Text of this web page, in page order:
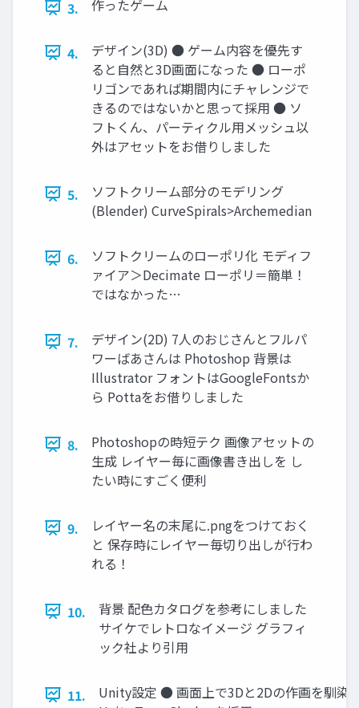
3. 作ったゲーム
4.
デザイン(3D) ● ゲーム内容を優先す
ると自然と3D画面になった ● ローポ
リゴンであれば期間内にチャレンジで
きるのではないかと思って採用 ● ソ
フトくん、パーティクル用メッシュ以
外はアセットをお借りしました
5.
ソフトクリーム部分のモデリング
(Blender) CurveSpirals>Archemedian
6.
ソフトクリームのローポリ化 モディフ
ァイア＞Decimate ローポリ＝簡単！
ではなかった…
7.
デザイン(2D) 7人のおじさんとフルパ
ワーばあさんは Photoshop 背景は
Illustrator フォントはGoogleFontsか
ら Pottaをお借りしました
8.
Photoshopの時短テク 画像アセットの
生成 レイヤー毎に画像書き出しを し
たい時にすごく便利
9.
レイヤー名の末尾に.pngをつけておく
と 保存時にレイヤー毎切り出しが行わ
れる！
10.
背景 配色カタログを参考にしました
サイケでレトロなイメージ グラフィ
ック社より引用
11.
Unity設定 ● 画面上で3Dと2Dの作画を馴染